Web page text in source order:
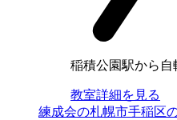
稲積公園駅から自
教室詳細を見る
練成会の札幌市手稲区